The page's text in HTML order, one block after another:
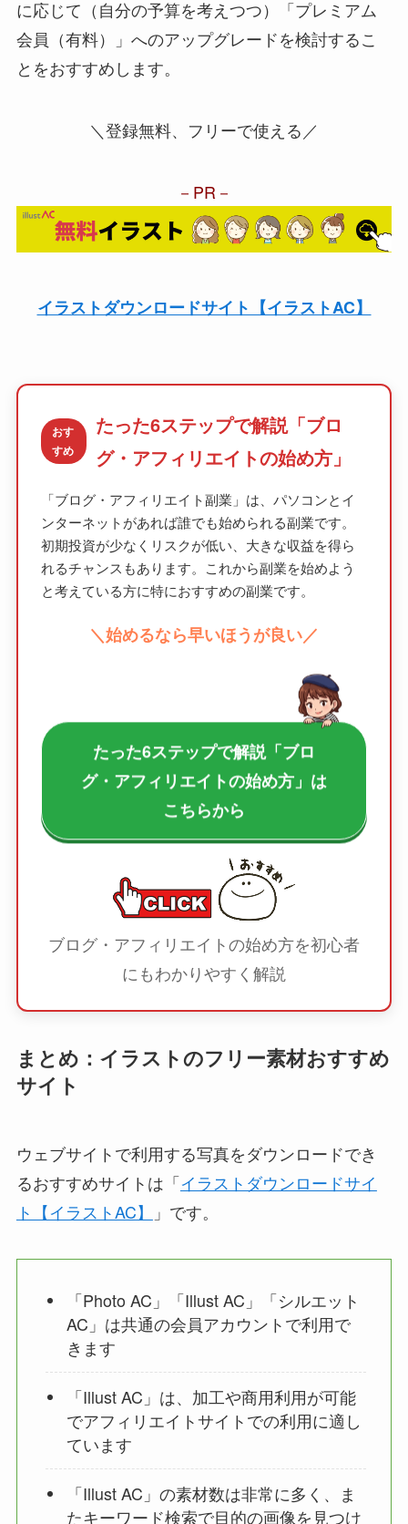
に応じて（自分の予算を考えつつ）「プレミアム
会員（有料）」へのアップグレードを検討するこ
とをおすすめします。
＼登録無料、フリーで使える／
PR
イラストダウンロードサイト【イラストAC】
おす
すめ
たった6ステップで解説「ブロ
グ・アフィリエイトの始め方」
「ブログ・アフィリエイト副業」は、パソコンとイ
ンターネットがあれば誰でも始められる副業です。
初期投資が少なくリスクが低い、大きな収益を得ら
れるチャンスもあります。これから副業を始めよう
と考えている方に特におすすめの副業です。
＼始めるなら早いほうが良い／
たった6ステップで解説「ブロ
グ・アフィリエイトの始め方」は
こちらから
ブログ・アフィリエイトの始め方を初心者
にもわかりやすく解説
まとめ：イラストのフリー素材おすすめ
サイト
ウェブサイトで利用する写真をダウンロードでき
るおすすめサイトは「イラストダウンロードサイ
ト【イラストAC】
」です。
「Photo AC」「Illust AC」「シルエット
AC」は共通の会員アカウントで利用で
きます
「Illust AC」は、加工や商用利用が可能
でアフィリエイトサイトでの利用に適し
ています
「Illust AC」の素材数は非常に多く、ま
たキーワード検索で目的の画像を見つけ